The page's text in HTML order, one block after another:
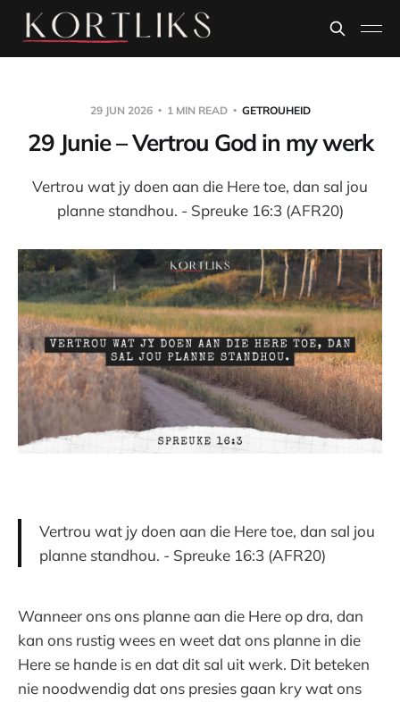
29 JUN 2026 1 MIN READ GETROUHEID
29 Junie – Vertrou God in my werk
Vertrou wat jy doen aan die Here toe, dan sal jou
planne standhou. - Spreuke 16:3 (AFR20)
Vertrou wat jy doen aan die Here toe, dan sal jou
planne standhou. - Spreuke 16:3 (AFR20)
Wanneer ons ons planne aan die Here op dra, dan
kan ons rustig wees en weet dat ons planne in die
Here se hande is en dat dit sal uit werk. Dit beteken
nie noodwendig dat ons presies gaan kry wat ons